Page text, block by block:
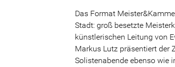
Das Format
Stadt: groß besetzte
künstlerischen Leitung von
Markus Lutz präsentiert der
Solistenabende ebenso wie